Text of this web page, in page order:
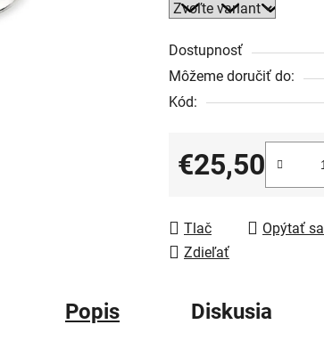
Dostupnosť
Môžeme doručiť do:
Kód:
€25,50
Jednotková cena:
Tlač Opýtať sa
Zdieľať
Popis Diskusia